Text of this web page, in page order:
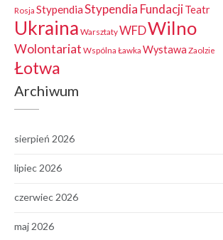
Rosja StypendiaStypendia FundacjiTeatr
Ukraina WarsztatyWFDWilno
Wolontariat Wspólna Ławka Wystawa Zaolzie
Łotwa
Archiwum
sierpień 2026
lipiec 2026
czerwiec 2026
maj 2026